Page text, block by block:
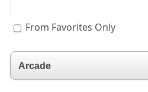
From Favorites Only